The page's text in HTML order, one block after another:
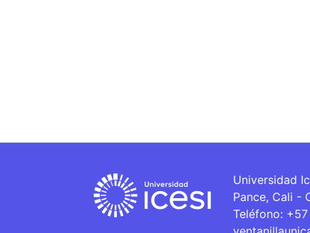
Universidad
Pance, Cali -
Teléfono: